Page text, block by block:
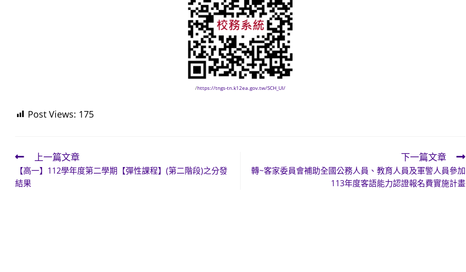
/https://tngs-tn.k12ea.gov.tw/SCH_UI/
Post Views: 175
Read
more
articles
上一篇文章
【高一】112學年度第二學期【彈性課程】(第二階段)之分發
結果
下一篇文章
轉~客家委員會補助全國公務人員、教育人員及軍警人員參加
113年度客語能力認證報名費實施計畫